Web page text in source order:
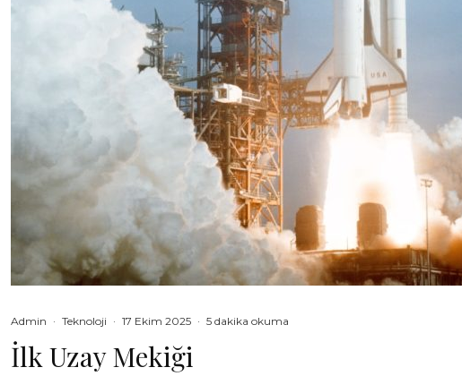
Admin · Teknoloji · 17 Ekim 2025 · 5 dakika okuma
İlk Uzay Mekiği